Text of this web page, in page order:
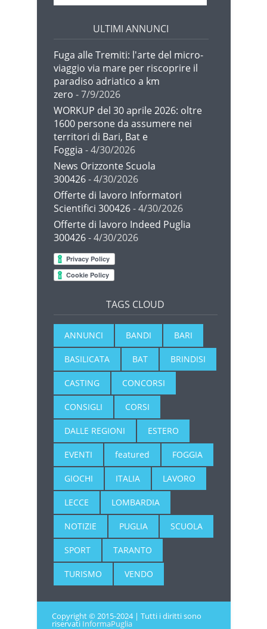
ULTIMI ANNUNCI
Fuga alle Tremiti: l'arte del micro-
viaggio via mare per riscoprire il
paradiso adriatico a km
zero - 7/9/2026
WORKUP del 30 aprile 2026: oltre
1600 persone da assumere nei
territori di Bari, Bat e
Foggia - 4/30/2026
News Orizzonte Scuola
300426- 4/30/2026
Offerte di lavoro Informatori
Scientifici 300426- 4/30/2026
Offerte di lavoro Indeed Puglia
300426- 4/30/2026
TAGS CLOUD
ANNUNCI BANDI BARI
BASILICATA BAT BRINDISI
CASTING CONCORSI
CONSIGLI CORSI
DALLE REGIONI ESTERO
EVENTI featured FOGGIA
GIOCHI ITALIA LAVORO
LECCE LOMBARDIA
NOTIZIE PUGLIA SCUOLA
SPORT TARANTO
TURISMO VENDO
Copyright © 2015-2024 | Tutti i diritti sono
riservati InformaPuglia